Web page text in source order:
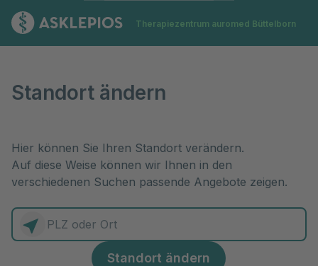
Zur Startseite
Therapiezentrum auromed Büttelborn
Standort ändern
Hier können Sie Ihren Standort verändern.
Auf diese Weise können wir Ihnen in den
verschiedenen Suchen passende Angebote zeigen.
0 Elemente zur Auswahl
Standort ändern